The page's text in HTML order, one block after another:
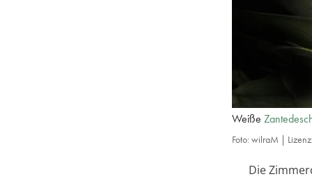
Weiße
Foto: wilraM |
Die